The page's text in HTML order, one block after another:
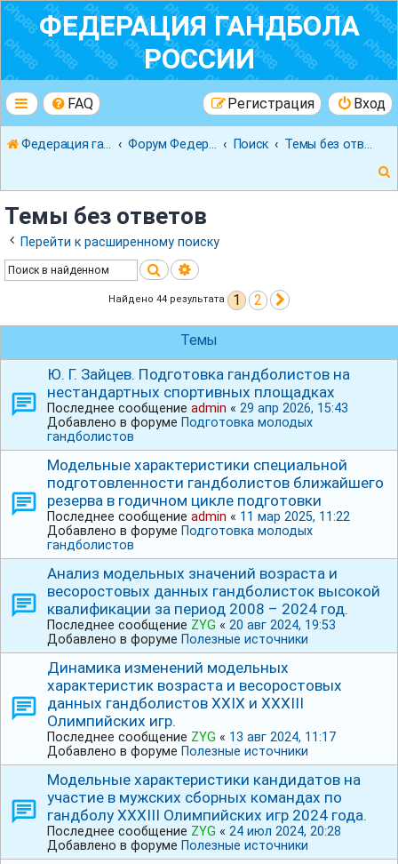
ФЕДЕРАЦИЯ ГАНДБОЛА
РОССИИ
FAQ Вход
Регистрация
Федерация гандбола России Поиск
Темы без ответов
Перейти к расширенному поиску
ПоискРасширенный поиск
Найдено 44 результата 1 2
Темы
Ю. Г. Зайцев. Подготовка гандболистов на
нестандартных спортивных площадках
Последнее сообщение admin « 29 апр 2026, 15:43
Добавлено в форуме Подготовка молодых
гандболистов
Модельные характеристики специальной
подготовленности гандболистов ближайшего
резерва в годичном цикле подготовки
Последнее сообщение admin « 11 мар 2025, 11:22
Добавлено в форуме Подготовка молодых
гандболистов
Анализ модельных значений возраста и
весоростовых данных гандболисток высокой
квалификации за период 2008 – 2024 год.
Последнее сообщение ZYG « 20 авг 2024, 19:53
Добавлено в форуме Полезные источники
Динамика изменений модельных
характеристик возраста и весоростовых
данных гандболистов ХХⅠХ и ⅩⅩⅩⅠⅠⅠ
Олимпийских игр.
Последнее сообщение ZYG « 13 авг 2024, 11:17
Добавлено в форуме Полезные источники
Модельные характеристики кандидатов на
участие в мужских сборных командах по
гандболу ⅩⅩⅩⅠIⅠ Олимпийских игр 2024 года.
Последнее сообщение ZYG « 24 июл 2024, 20:28
Добавлено в форуме Полезные источники